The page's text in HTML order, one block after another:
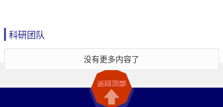
科研团队
没有更多内容了